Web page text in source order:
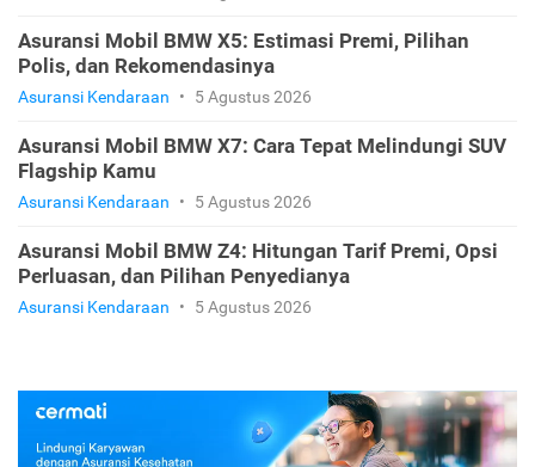
Asuransi Mobil BMW X5: Estimasi Premi, Pilihan
Polis, dan Rekomendasinya
Asuransi Kendaraan • 5 Agustus 2026
Asuransi Mobil BMW X7: Cara Tepat Melindungi SUV
Flagship Kamu
Asuransi Kendaraan • 5 Agustus 2026
Asuransi Mobil BMW Z4: Hitungan Tarif Premi, Opsi
Perluasan, dan Pilihan Penyedianya
Asuransi Kendaraan • 5 Agustus 2026